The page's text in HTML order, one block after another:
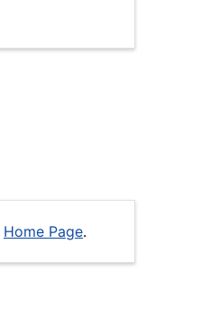
Home Page.